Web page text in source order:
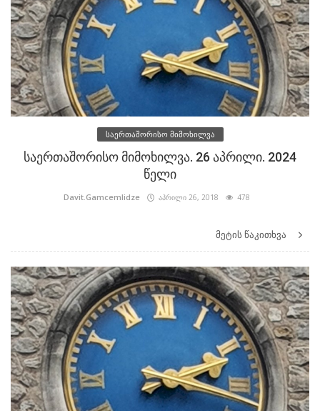
საერთაშორისო მიმოხილვა
საერთაშორისო მიმოხილვა. 26 აპრილი. 2024
წელი
Davit.Gamcemlidze აპრილი 26, 2018 478
მეტის წაკითხვა